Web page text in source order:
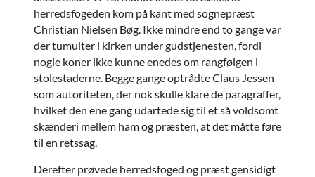
herredsfogeden kom på kant med sognepræst
Christian Nielsen Bøg. Ikke mindre end to gange var
der tumulter i kirken under gudstjenesten, fordi
nogle koner ikke kunne enedes om rangfølgen i
stolestaderne. Begge gange optrådte Claus Jessen
som autoriteten, der nok skulle klare de paragraffer,
hvilket den ene gang udartede sig til et så voldsomt
skænderi mellem ham og præsten, at det måtte føre
til en retssag.
Derefter prøvede herredsfoged og præst gensidigt